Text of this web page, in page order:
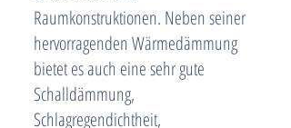
Raumkonstruktionen. Neben seiner
hervorragenden Wärmedämmung
bietet es auch eine sehr gute
Schalldämmung,
Schlagregendichtheit,